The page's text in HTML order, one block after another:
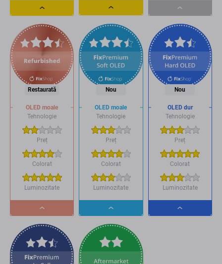
Dropdown
button
Dropdown
button
Dropdown
button
Restaurată
OLED moale
Tehnologie
Preț
Colorat
Luminozitate
Dropdown
button
Nou
OLED moale
Tehnologie
Preț
Colorat
Luminozitate
Dropdown
button
Nou
OLED dur
Tehnologie
Preț
Colorat
Luminozitate
Dropdown